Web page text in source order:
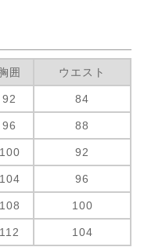
胸囲 ウエスト
92 84
96 88
100 92
104 96
108 100
112 104